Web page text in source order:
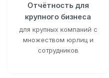
Отчётность для
крупного бизнеса
для крупных компаний с
множеством юрлиц и
сотрудников